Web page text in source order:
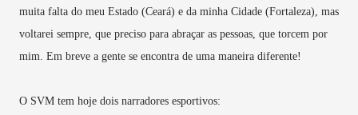
muita falta do meu Estado (Ceará) e da minha Cidade (Fortaleza), mas
voltarei sempre, que preciso para abraçar as pessoas, que torcem por
mim. Em breve a gente se encontra de uma maneira diferente!
O SVM tem hoje dois narradores esportivos: